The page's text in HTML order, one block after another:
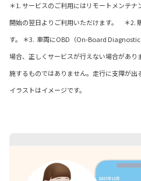
＊1. サービスのご利用にはリモートメンテ
開始の翌日よりご利用いただけます。 ＊2.
す。 ＊3. 車両にOBD（On-Board
場合、正しくサービスが行えない場合があ
施するものではありません。走行に支障が
イラストはイメージです。